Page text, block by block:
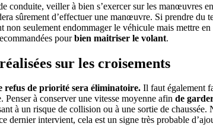
conduite, veiller à bien s’exercer sur les manœuvres
sûrement d’effectuer une manœuvre. Si prendre du
non seulement endommager le véhicule mais mettre
pourbien maitriser le volant.
sur les croisements
refus de priorité sera éliminatoire. Il faut également
Penser à conserver une vitesse moyenne afin de
à un risque de collision ou à une sortie de
dernier intervient, cela est un signe très probable